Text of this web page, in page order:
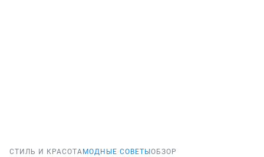
СТИЛЬ И КРАСОТА МОДНЫЕ СОВЕТЫ ОБЗОР